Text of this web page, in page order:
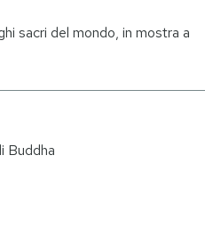
sacri del mondo, in mostra a
Buddha